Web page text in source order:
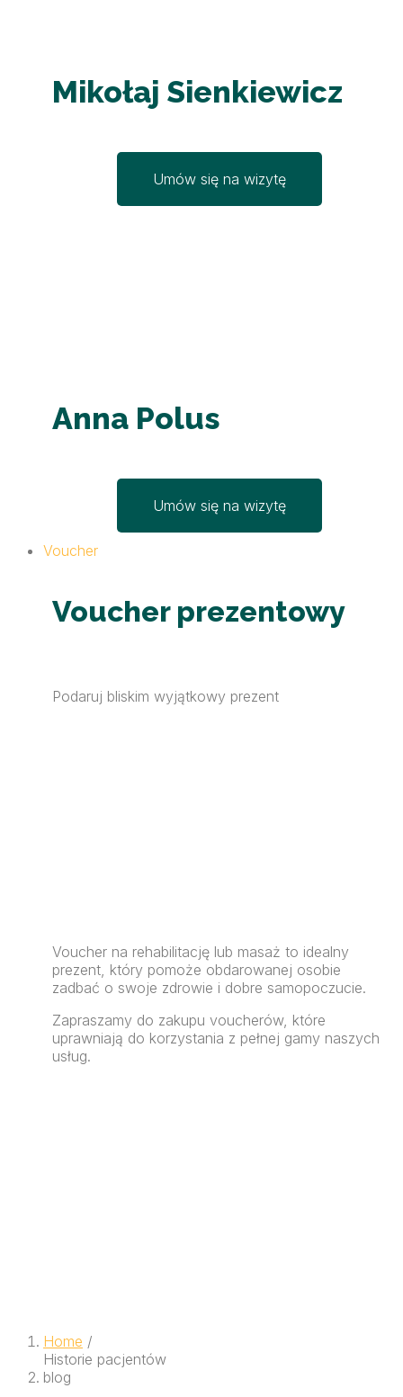
Mikołaj Sienkiewicz
Umów się na wizytę
Anna Polus
Umów się na wizytę
Voucher
Voucher prezentowy
Podaruj bliskim wyjątkowy prezent
Voucher na rehabilitację lub masaż to idealny
prezent, który pomoże obdarowanej osobie
zadbać o swoje zdrowie i dobre samopoczucie.
Zapraszamy do zakupu voucherów, które
uprawniają do korzystania z pełnej gamy naszych
usług.
Home /
Historie pacjentów
blog